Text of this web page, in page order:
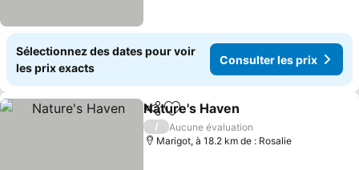
Sélectionnez des dates pour voir
les prix exacts
Consulter les prix
PartagerAjouter à mes favoris
Nature's Haven
/
Aucune évaluation
Marigot, à 18.2 km de : Rosalie